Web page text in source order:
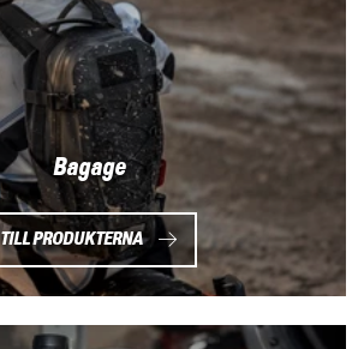
Bagage
TILL PRODUKTERNA